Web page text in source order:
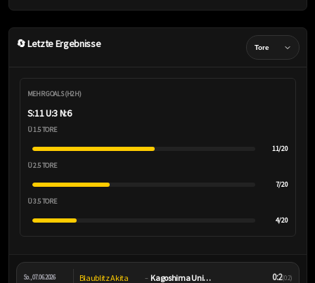
🔄 Letzte Ergebnisse
MEHR GOALS (H2H)
S:11 U:3 N:6
Ü 1.5 TORE
11/20
Ü 2.5 TORE
7/20
Ü 3.5 TORE
4/20
So., 07.06.2026 Blaublitz Akita – Kagoshima United 0:2(0:2)